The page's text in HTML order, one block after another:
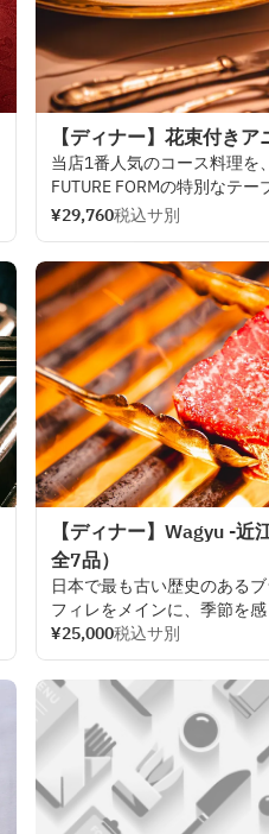
【ディナー】花束付き
当店1番人気のコース料理を、
FUTURE FORMの特別なテー
楽しみいただく特別
頂けるようご用意いたしま
緒にお花束のご用意もさせて
「何でもない一日がここに
コンセプトに掲げる
大切な方との特別な1日に是
¥29,760税込サ別
【ディナー】Wagyu -
全7品）
日本で最も古い歴史のある
フィレをメインに、 季節を
堪能いただける極上
¥25,000税込サ別